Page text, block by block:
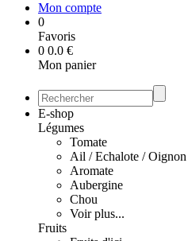
Mon compte
0
Favoris
0 0.0 €
Mon panier
E-shop
Légumes
Tomate
Ail / Echalote / Oignon
Aromate
Aubergine
Chou
Voir plus...
Fruits